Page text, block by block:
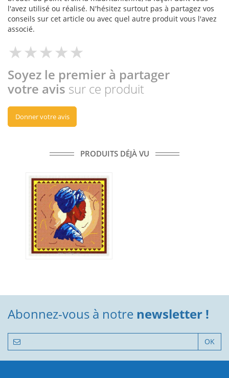
l'avez utilisé ou réalisé. N'hésitez surtout pas à partagez vos
conseils sur cet article ou avec quel autre produit vous l'avez
associé.
Soyez le premier à partager
votre avis sur ce produit
Donner votre avis
PRODUITS DÉJÀ VU
Abonnez-vous à notre newsletter !
OK